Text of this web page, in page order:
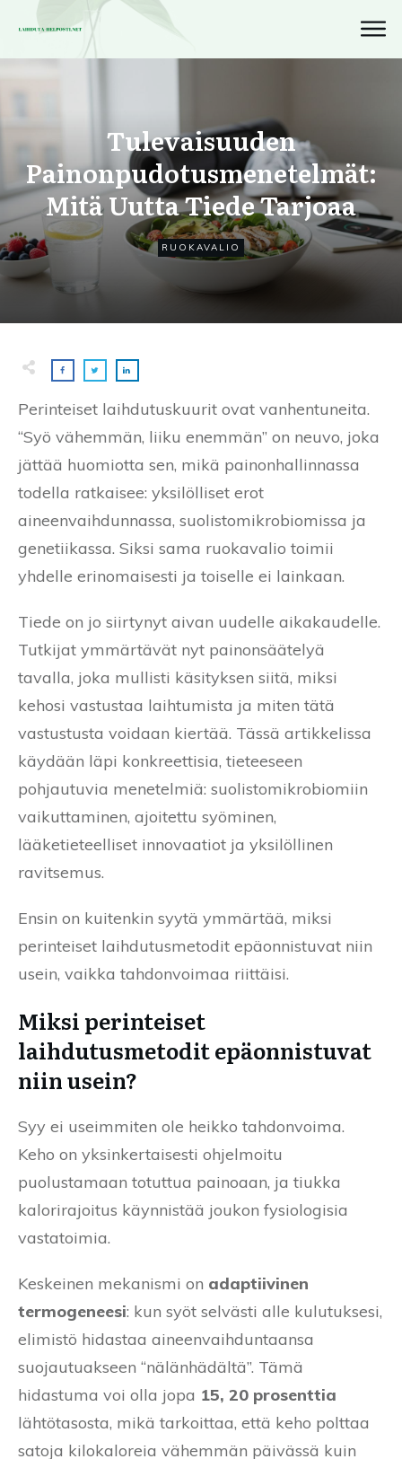
Tulevaisuuden
Painonpudotusmenetelmät:
Mitä Uutta Tiede Tarjoaa
RUOKAVALIO
Perinteiset laihdutuskuurit ovat vanhentuneita.
“Syö vähemmän, liiku enemmän” on neuvo, joka
jättää huomiotta sen, mikä painonhallinnassa
todella ratkaisee: yksilölliset erot
aineenvaihdunnassa, suolistomikrobiomissa ja
genetiikassa. Siksi sama ruokavalio toimii
yhdelle erinomaisesti ja toiselle ei lainkaan.
Tiede on jo siirtynyt aivan uudelle aikakaudelle.
Tutkijat ymmärtävät nyt painonsäätelyä
tavalla, joka mullisti käsityksen siitä, miksi
kehosi vastustaa laihtumista ja miten tätä
vastustusta voidaan kiertää. Tässä artikkelissa
käydään läpi konkreettisia, tieteeseen
pohjautuvia menetelmiä: suolistomikrobiomiin
vaikuttaminen, ajoitettu syöminen,
lääketieteelliset innovaatiot ja yksilöllinen
ravitsemus.
Ensin on kuitenkin syytä ymmärtää, miksi
perinteiset laihdutusmetodit epäonnistuvat niin
usein, vaikka tahdonvoimaa riittäisi.
Miksi perinteiset
laihdutusmetodit epäonnistuvat
niin usein?
Syy ei useimmiten ole heikko tahdonvoima.
Keho on yksinkertaisesti ohjelmoitu
puolustamaan totuttua painoaan, ja tiukka
kalorirajoitus käynnistää joukon fysiologisia
vastatoimia.
Keskeinen mekanismi on adaptiivinen
termogeneesi: kun syöt selvästi alle kulutuksesi,
elimistö hidastaa aineenvaihduntaansa
suojautuakseen “nälänhädältä”. Tämä
hidastuma voi olla jopa 15, 20 prosenttia
lähtötasosta, mikä tarkoittaa, että keho polttaa
satoja kilokaloreia vähemmän päivässä kuin